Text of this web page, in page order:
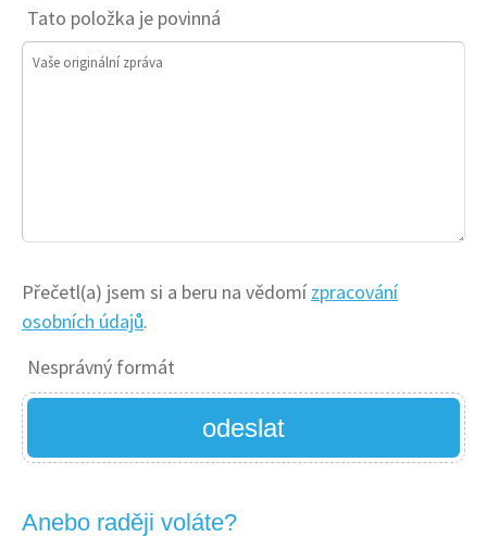
Tato položka je povinná
Vaše originální zpráva
Přečetl(a) jsem si a beru na vědomí zpracování
osobních údajů.
Nesprávný formát
odeslat
Anebo raději voláte?